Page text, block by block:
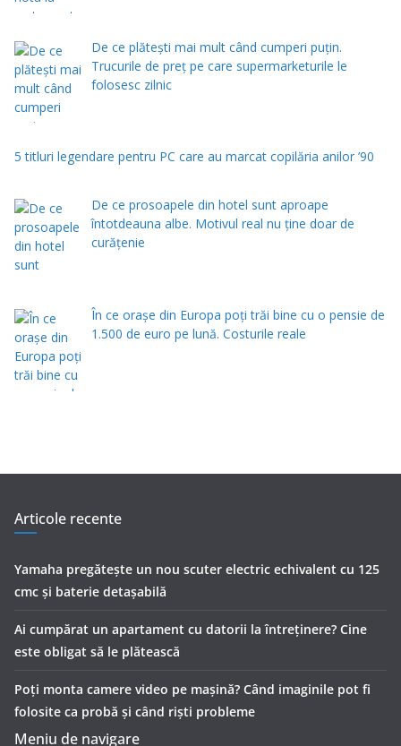
De ce plătești mai mult când cumperi puțin.
Trucurile de preț pe care supermarketurile le
folosesc zilnic
5 titluri legendare pentru PC care au marcat copilăria anilor ’90
De ce prosoapele din hotel sunt aproape
întotdeauna albe. Motivul real nu ține doar de
curățenie
În ce orașe din Europa poți trăi bine cu o pensie de
1.500 de euro pe lună. Costurile reale
Articole recente
Yamaha pregătește un nou scuter electric echivalent cu 125
cmc și baterie detașabilă
Ai cumpărat un apartament cu datorii la întreținere? Cine
este obligat să le plătească
Poți monta camere video pe mașină? Când imaginile pot fi
folosite ca probă și când riști probleme
Meniu de navigare